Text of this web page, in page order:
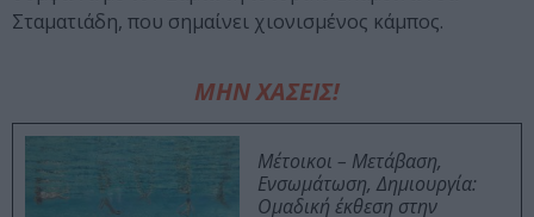
Σταματιάδη, που σημαίνει χιονισμένος κάμπος.
ΜΗΝ ΧΑΣΕΙΣ!
Μέτοικοι – Μετάβαση,
Ενσωμάτωση, Δημιουργία:
Ομαδική έκθεση στην